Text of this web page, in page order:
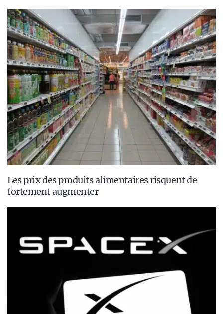
Les prix des produits alimentaires risquent de
fortement augmenter